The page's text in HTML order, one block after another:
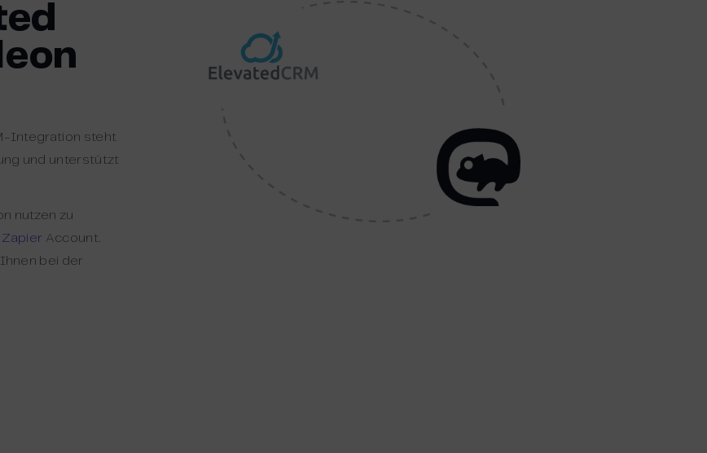
Integration steht
und unterstützt
nutzen zu
Zapier Account.
bei der